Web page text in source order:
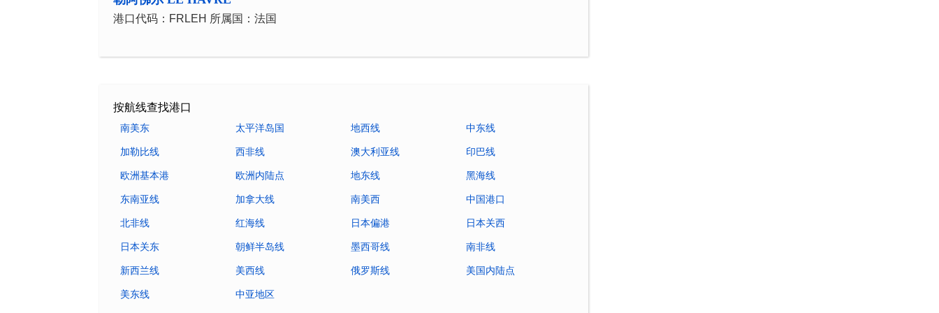
港口代码：FRLEH 所属国：法国
按航线查找港口
南美东 太平洋岛国 地西线 中东线
加勒比线 西非线 澳大利亚线 印巴线
欧洲基本港 欧洲内陆点 地东线 黑海线
东南亚线 加拿大线 南美西 中国港口
北非线 红海线 日本偏港 日本关西
日本关东 朝鲜半岛线 墨西哥线 南非线
新西兰线 美西线 俄罗斯线 美国内陆点
美东线 中亚地区